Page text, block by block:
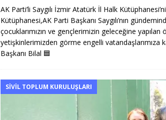
AK Parti’li Saygılı İzmir Atatürk İl Halk
Kütüphanesi,AK Parti Başkanı Saygılı’nın
çocuklarımızın ve gençlerimizin geleceğine
yetişkinlerimizden görme engelli
Başkanı Bilal 🟦
SIVIL TOPLUM KURULUŞLARI